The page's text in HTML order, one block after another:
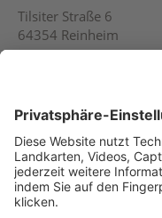
Tilsiter Straße 6
64354 Reinheim
Service
Kontakt
Sitemap